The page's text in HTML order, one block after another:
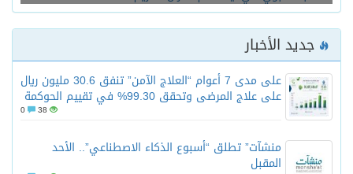
جديد الأخبار
على مدى 7 أعوام “العلاج الآمن” تنفق 30.6 مليون ريال
على علاج المرضى وتحقق 99.30% في تقييم الحوكمة
38
منشآت” تطلق “أسبوع الذكاء الاصطناعي”.. الأحد
المقبل